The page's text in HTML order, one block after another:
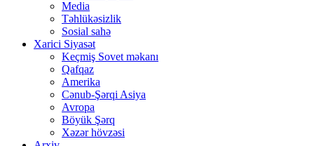
Media
Təhlükəsizlik
Sosial sahə
Xarici Siyasət
Keçmiş Sovet məkanı
Qafqaz
Amerika
Cənub-Şərqi Asiya
Avropa
Böyük Şərq
Xəzər hövzəsi